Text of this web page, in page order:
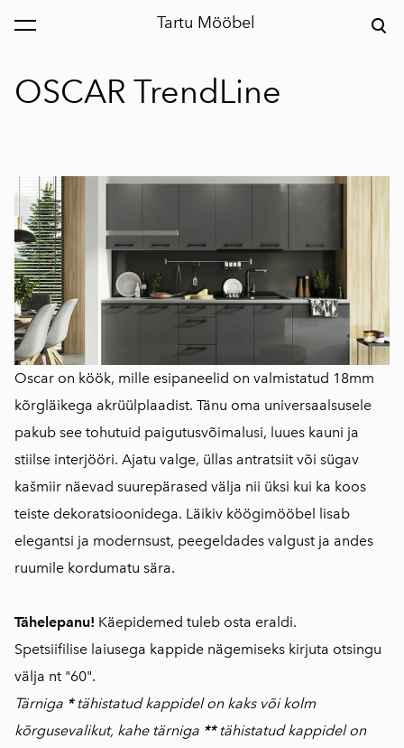
Tartu Mööbel
lisati ostukorvi. Vaata ostukorvi
OSCAR TrendLine
Oscar on köök, mille esipaneelid on valmistatud 18mm
kõrgläikega akrüülplaadist. Tänu oma universaalsusele
pakub see tohutuid paigutusvõimalusi, luues kauni ja
stiilse interjööri. Ajatu valge, üllas antratsiit või sügav
kašmiir näevad suurepärased välja nii üksi kui ka koos
teiste dekoratsioonidega. Läikiv köögimööbel lisab
elegantsi ja modernsust, peegeldades valgust ja andes
ruumile kordumatu sära.
Tähelepanu! Käepidemed tuleb osta eraldi.
Spetsiifilise laiusega kappide nägemiseks kirjuta otsingu
välja nt "60".
Tärniga *tähistatud kappidel on kaks või kolm
kõrgusevalikut, kahe tärniga **tähistatud kappidel on